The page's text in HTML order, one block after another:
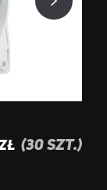
(30 szt.)